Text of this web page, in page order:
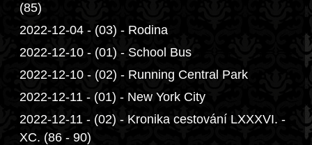
(85)
2022-12-04 - (03) - Rodina
2022-12-10 - (01) - School Bus
2022-12-10 - (02) - Running Central Park
2022-12-11 - (01) - New York City
2022-12-11 - (02) - Kronika cestování LXXXVI. -
XC. (86 - 90)